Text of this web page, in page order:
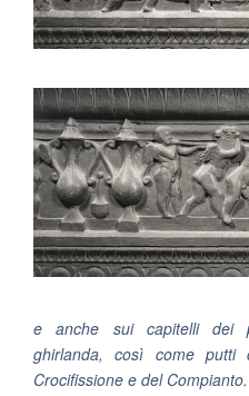
e anche sui capitelli dei
ghirlanda, così come putti
Crocifissione e del Compianto.